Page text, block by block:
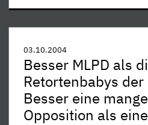
03.10.2004
Besser MLPD als
Retortenbabys
Besser eine
Opposition als